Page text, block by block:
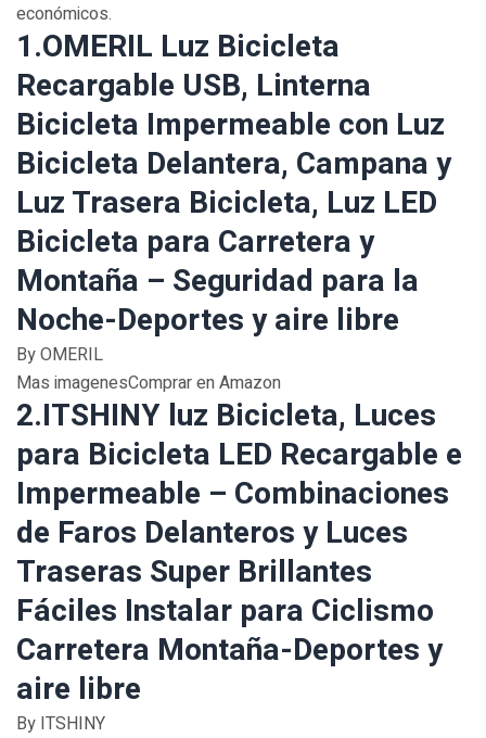
económicos.
1.OMERIL Luz Bicicleta
Recargable USB, Linterna
Bicicleta Impermeable con Luz
Bicicleta Delantera, Campana y
Luz Trasera Bicicleta, Luz LED
Bicicleta para Carretera y
Montaña – Seguridad para la
Noche-Deportes y aire libre
By OMERIL
Mas imagenesComprar en Amazon
2.ITSHINY luz Bicicleta, Luces
para Bicicleta LED Recargable e
Impermeable – Combinaciones
de Faros Delanteros y Luces
Traseras Super Brillantes
Fáciles Instalar para Ciclismo
Carretera Montaña-Deportes y
aire libre
By ITSHINY